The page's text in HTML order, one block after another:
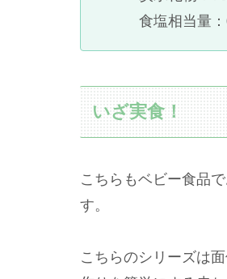
食塩相当量
いざ実食！
こちらもベビー食品
す。
こちらのシリーズは